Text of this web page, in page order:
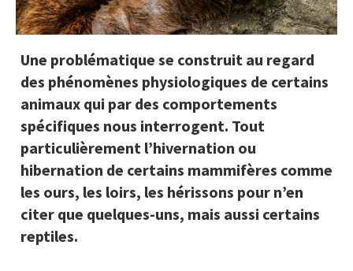
Une problématique se construit au regard
des phénomènes physiologiques de certains
animaux qui par des comportements
spécifiques nous interrogent. Tout
particulièrement l’hivernation ou
hibernation de certains mammifères comme
les ours, les loirs, les hérissons pour n’en
citer que quelques-uns, mais aussi certains
reptiles.